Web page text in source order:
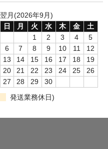
翌月(2026年9月)
日
月 火 水 木 金
土
1
2 3 4
5
6
7 8 9 10 11
12
13
14 15 16 17 18
19
20
21 22 23 24 25
26
27
28 29
30
発送業務休日)